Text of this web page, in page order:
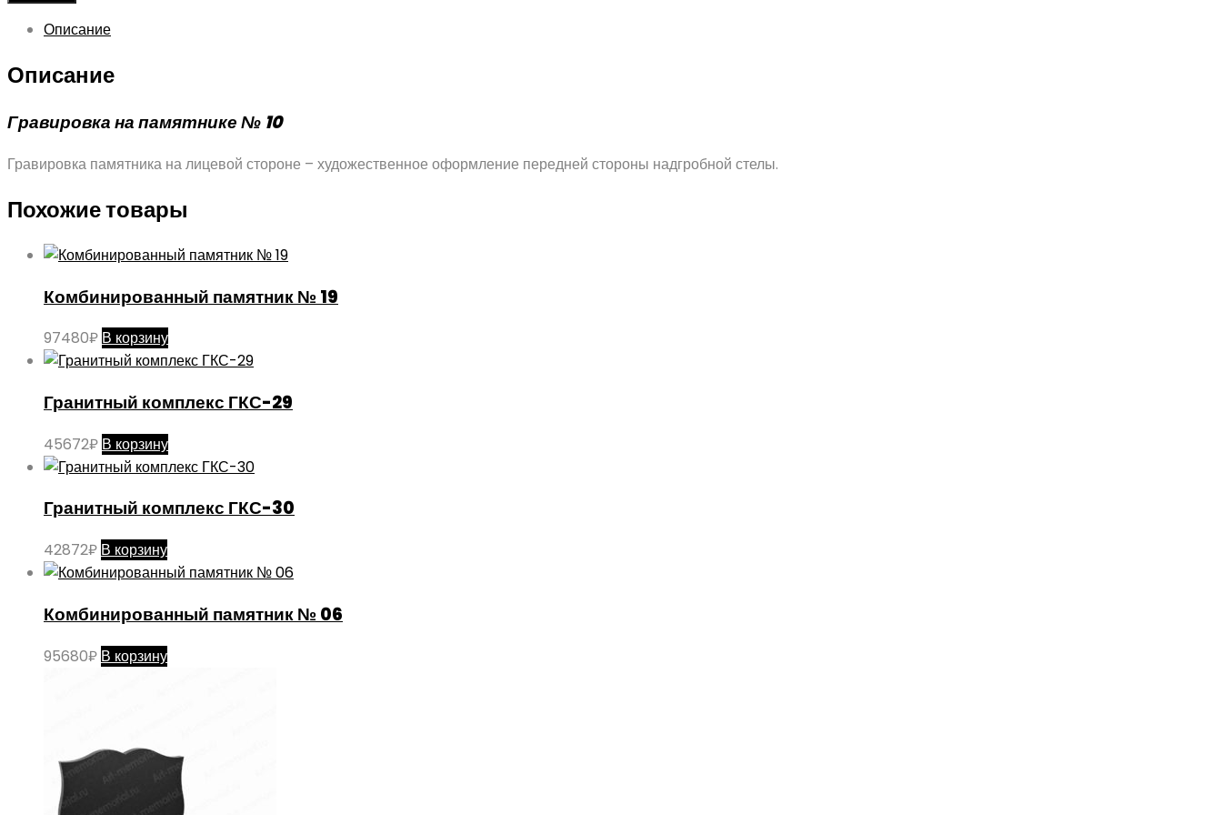
Описание
Описание
Гравировка на памятнике № 10
Гравировка памятника на лицевой стороне – художественное оформление передней стороны надгробной стелы.
Похожие товары
Комбинированный памятник № 19
97480₽ В корзину
Гранитный комплекс ГКС-29
45672₽ В корзину
Гранитный комплекс ГКС-30
42872₽ В корзину
Комбинированный памятник № 06
95680₽ В корзину